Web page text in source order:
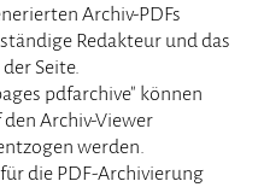
Archiv-PDFs
Redakteur und das
Seite.
pdfarchive" können
Archiv-Viewer
werden.
die PDF-Archivierung